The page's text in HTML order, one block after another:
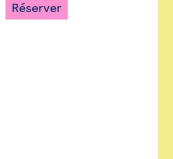
Réserver